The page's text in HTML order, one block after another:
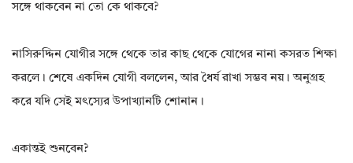
সঙ্গে থাকবেন না তো কে থাকবে?
নাসিরুদ্দিন যোগীর সঙ্গে থেকে তার কাছ থেকে যোগের নানা কসরত শিক্ষা
করলে। শেষে একদিন যোগী বললেন, আর ধৈর্য রাখা সম্ভব নয়। অনুগ্রহ
করে যদি সেই মৎস্যের উপাখ্যানটি শোনান।
একান্তই শুনবেন?